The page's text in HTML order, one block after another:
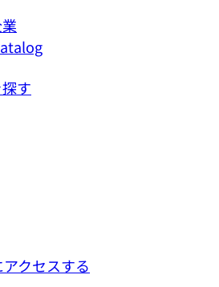
す
クセスする